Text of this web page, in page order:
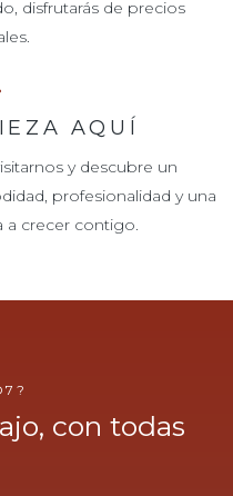
disfrutarás de precios
AQUÍ
y descubre un
profesionalidad y una
a crecer contigo.
con todas